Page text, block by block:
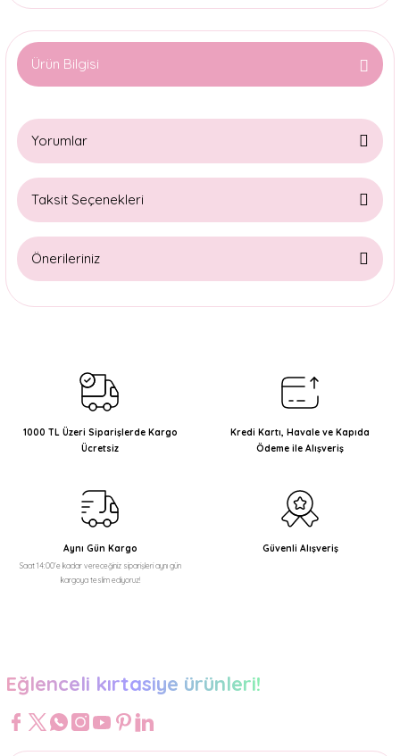
Ürün Bilgisi
Yorumlar
Taksit Seçenekleri
Önerileriniz
Bu ürünün fiyat bilgisi, resim, ürün açıklamalarında ve diğer
Ürün resmi kalitesiz, bozuk veya görüntülenemiyor.
Ürün açıklamasında eksik bilgiler bulunuyor.
Ürün bilgilerinde hatalar bulunuyor.
Bu ürüne benzer farklı alternatifler olmalı.
1000 TL Üzeri Siparişlerde Kargo
Ücretsiz
Kredi Kartı, Havale ve Kapıda
Ödeme ile Alışveriş
Aynı Gün Kargo
Saat 14:00'e kadar vereceğiniz siparişleri aynı gün
kargoya teslim ediyoruz!
Güvenli Alışveriş
Eğlenceli kırtasiye ürünleri!